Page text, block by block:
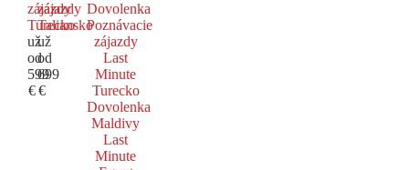
zájazdy
Turecko
už
od
599
€
zájazdy
Taliansko
už
od
699
€
Dovolenka
Poznávacie
zájazdy
Last
Minute
Turecko
Dovolenka
Maldivy
Last
Minute